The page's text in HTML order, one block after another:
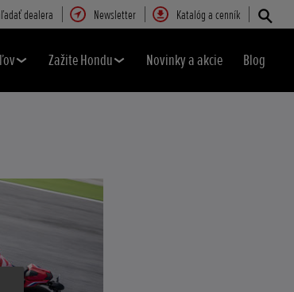
dealera Newsletter Katalóg a cenník
Zažite Hondu Novinky a akcie Blog